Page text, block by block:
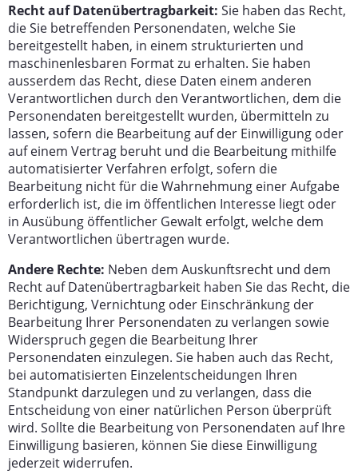
Recht auf Datenübertragbarkeit: Sie haben das Recht,
die Sie betreffenden Personendaten, welche Sie
bereitgestellt haben, in einem strukturierten und
maschinenlesbaren Format zu erhalten. Sie haben
ausserdem das Recht, diese Daten einem anderen
Verantwortlichen durch den Verantwortlichen, dem die
Personendaten bereitgestellt wurden, übermitteln zu
lassen, sofern die Bearbeitung auf der Einwilligung oder
auf einem Vertrag beruht und die Bearbeitung mithilfe
automatisierter Verfahren erfolgt, sofern die
Bearbeitung nicht für die Wahrnehmung einer Aufgabe
erforderlich ist, die im öffentlichen Interesse liegt oder
in Ausübung öffentlicher Gewalt erfolgt, welche dem
Verantwortlichen übertragen wurde.
Andere Rechte: Neben dem Auskunftsrecht und dem
Recht auf Datenübertragbarkeit haben Sie das Recht, die
Berichtigung, Vernichtung oder Einschränkung der
Bearbeitung Ihrer Personendaten zu verlangen sowie
Widerspruch gegen die Bearbeitung Ihrer
Personendaten einzulegen. Sie haben auch das Recht,
bei automatisierten Einzelentscheidungen Ihren
Standpunkt darzulegen und zu verlangen, dass die
Entscheidung von einer natürlichen Person überprüft
wird. Sollte die Bearbeitung von Personendaten auf Ihre
Einwilligung basieren, können Sie diese Einwilligung
jederzeit widerrufen.